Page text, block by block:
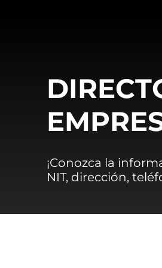
¡Conozca la
NIT, dirección,